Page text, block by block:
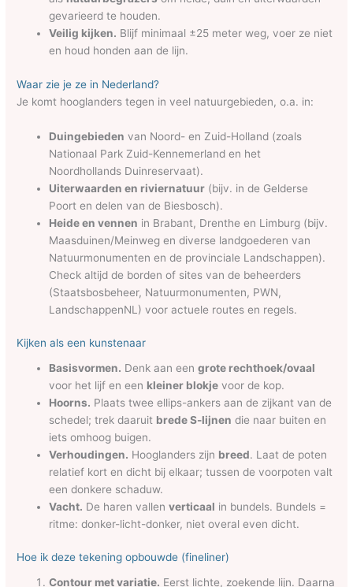
gevarieerd te houden.
Veilig kijken. Blijf minimaal ±25 meter weg, voer ze niet
en houd honden aan de lijn.
Waar zie je ze in Nederland?
Je komt hooglanders tegen in veel natuurgebieden, o.a. in:
Duingebieden van Noord- en Zuid-Holland (zoals
Nationaal Park Zuid-Kennemerland en het
Noordhollands Duinreservaat).
Uiterwaarden en riviernatuur (bijv. in de Gelderse
Poort en delen van de Biesbosch).
Heide en vennen in Brabant, Drenthe en Limburg (bijv.
Maasduinen/Meinweg en diverse landgoederen van
Natuurmonumenten en de provinciale Landschappen).
Check altijd de borden of sites van de beheerders
(Staatsbosbeheer, Natuurmonumenten, PWN,
LandschappenNL) voor actuele routes en regels.
Kijken als een kunstenaar
Basisvormen. Denk aan eengrote rechthoek/ovaal
voor het lijf en een kleiner blokje voor de kop.
Hoorns. Plaats twee ellips-ankers aan de zijkant van de
schedel; trek daaruit brede S-lijnen die naar buiten en
iets omhoog buigen.
Verhoudingen. Hooglanders zijn breed. Laat de poten
relatief kort en dicht bij elkaar; tussen de voorpoten valt
een donkere schaduw.
Vacht. De haren vallenverticaal in bundels. Bundels =
ritme: donker-licht-donker, niet overal even dicht.
Hoe ik deze tekening opbouwde (fineliner)
Contour met variatie. Eerst lichte, zoekende lijn. Daarna